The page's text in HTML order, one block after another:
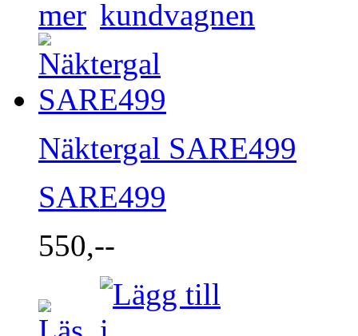
Näktergal SARE499
SARE499
550,--